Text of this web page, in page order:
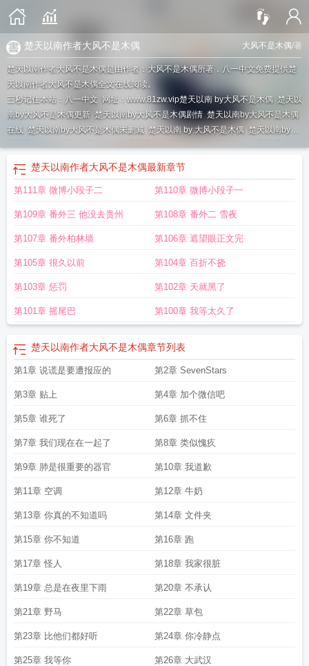
大风不是木偶/著
楚天以南作者大风不是木偶
楚天以南作者大风不是木偶是由作者：大风不是木偶所著，八一中文免费提供楚
天以南作者大风不是木偶全文在线阅读。
三秒记住本站：八一中文 网址：www.81zw.vip楚天以南 by大风不是木偶 楚天以
南by大风不是木偶更新 楚天以南by大风不是木偶剧情 楚天以南by大风不是木偶
在线 楚天以南by大风不是木偶未删减 楚天以南 by 大风不是木偶 楚天以南by大
楚天以南 作者大风不是木偶 破镜重圆/he/sc/完结
楚天以南作者大风不是木偶最新章节
第111章 微博小段子二 第110章 微博小段子一
第109章 番外三 他没去贵州 第108章 番外二 雪夜
第107章 番外柏林墙 第106章 遮望眼正文完
第105章 很久以前 第104章 百折不挠
第103章 惩罚 第102章 天就黑了
第101章 摇尾巴 第100章 我等太久了
楚天以南作者大风不是木偶章节列表
第1章 说谎是要遭报应的 第2章 SevenStars
第3章 贴上 第4章 加个微信吧
第5章 谁死了 第6章 抓不住
第7章 我们现在在一起了 第8章 类似愧疚
第9章 肺是很重要的器官 第10章 我道歉
第11章 空调 第12章 牛奶
第13章 你真的不知道吗 第14章 文件夹
第15章 你不知道 第16章 跑
第17章 怪人 第18章 我家很脏
第19章 总是在夜里下雨 第20章 不承认
第21章 野马 第22章 草包
第23章 比他们都好听 第24章 你冷静点
第25章 我等你 第26章 大武汉